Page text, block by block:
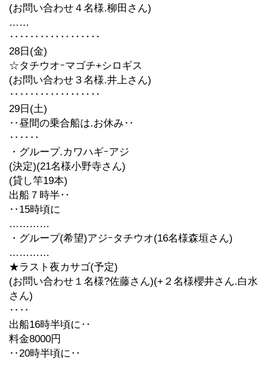
(お問い合わせ４名様.柳田さん)
……
‥‥‥‥‥‥‥‥‥
28日(金)
☆タチウオｰマゴチ+シロギス
(お問い合わせ３名様.井上さん)
‥‥‥‥‥‥‥‥‥
29日(土)
‥昼間の乗合船は.お休み‥
‥‥‥
・グループ.カワハギｰアジ
(決定)(21名様小野寺さん)
(貸し竿19本)
出船７時半‥
‥15時頃に
…………
・グループ(希望)アジｰタチウオ(16名様森垣さん)
…………
★ラスト夜カサゴ(予定)
(お問い合わせ１名様?佐藤さん)(+２名様櫻井さん.白水
さん)
‥‥
出船16時半頃に‥
料金8000円
‥20時半頃に‥